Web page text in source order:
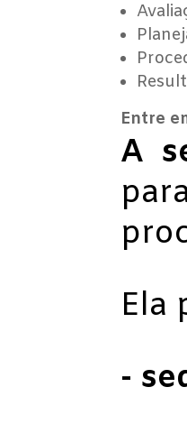
Entre
A
Ela
-